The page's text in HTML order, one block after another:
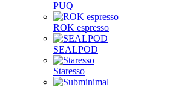
PUQ
ROK espresso
SEALPOD
Staresso